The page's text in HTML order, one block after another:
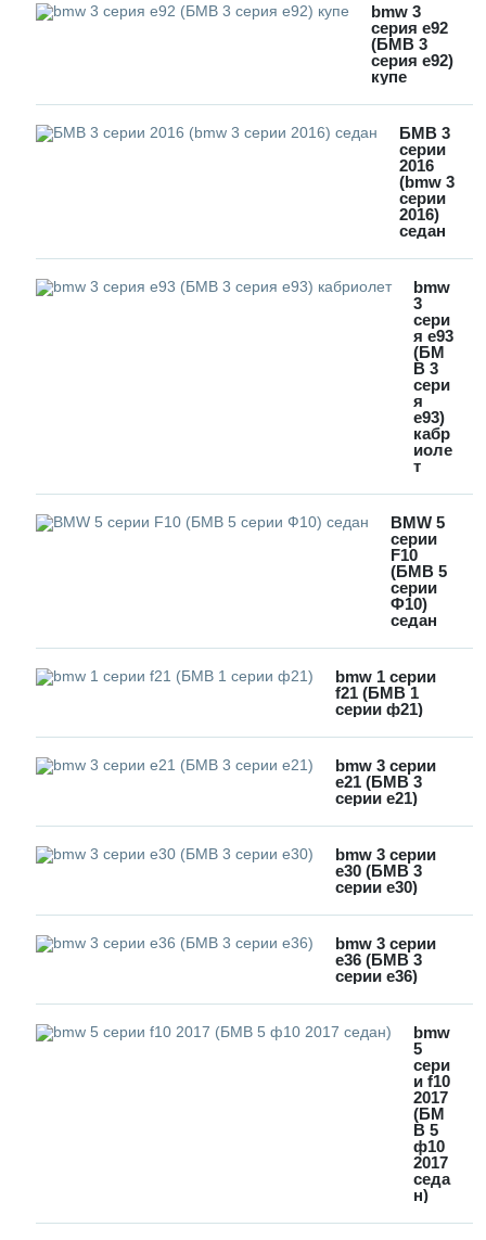
bmw 3
серия e92
(БМВ 3
серия е92)
купе
БМВ 3
серии
2016
(bmw 3
серии
2016)
седан
bmw
3
сери
я e93
(БМ
В 3
сери
я
е93)
кабр
иоле
т
BMW 5
серии
F10
(БМВ 5
серии
Ф10)
седан
bmw 1 серии
f21 (БМВ 1
серии ф21)
bmw 3 серии
e21 (БМВ 3
серии е21)
bmw 3 серии
e30 (БМВ 3
серии е30)
bmw 3 серии
e36 (БМВ 3
серии е36)
bmw
5
сери
и f10
2017
(БМ
В 5
ф10
2017
седа
н)